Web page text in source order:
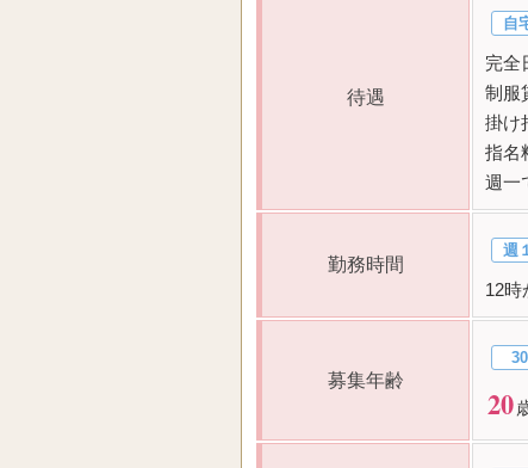
待遇
自
完全
制服
掛け
指名
週一
勤務時間
週
12時
募集年齢
20